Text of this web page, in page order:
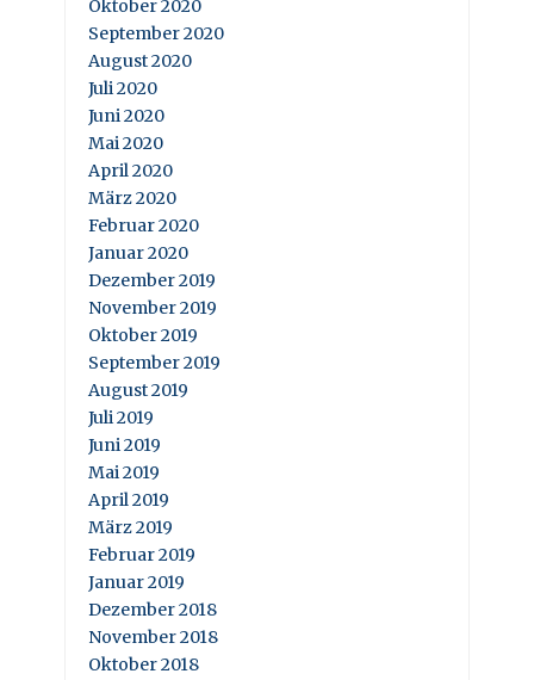
Oktober 2020
September 2020
August 2020
Juli 2020
Juni 2020
Mai 2020
April 2020
März 2020
Februar 2020
Januar 2020
Dezember 2019
November 2019
Oktober 2019
September 2019
August 2019
Juli 2019
Juni 2019
Mai 2019
April 2019
März 2019
Februar 2019
Januar 2019
Dezember 2018
November 2018
Oktober 2018